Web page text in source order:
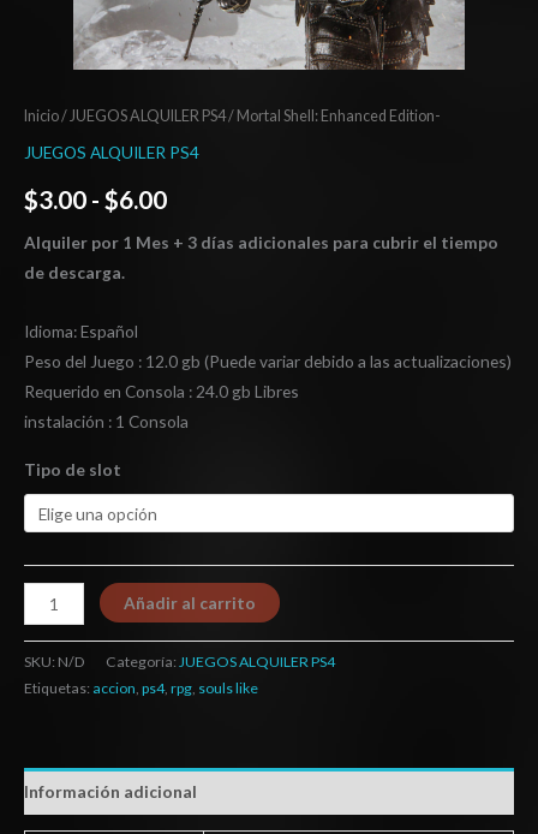
Inicio/ JUEGOS ALQUILER PS4/ Mortal Shell: Enhanced Edition-
JUEGOS ALQUILER PS4
$3.00 - $6.00
Alquiler por 1 Mes + 3 días adicionales para cubrir el tiempo
de descarga.
Idioma: Español
Peso del Juego : 12.0 gb (Puede variar debido a las actualizaciones)
Requerido en Consola : 24.0 gb Libres
instalación : 1 Consola
Tipo de slot
Añadir al carrito
SKU: N/D Categoría: JUEGOS ALQUILER PS4
Etiquetas: accion, ps4, rpg, souls like
Información adicional